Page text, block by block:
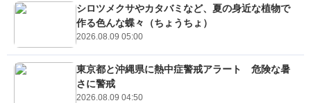
シロツメクサやカタバミなど、夏の身近な植物で
作る色んな蝶々（ちょうちょ）
2026.08.09 05:00
東京都と沖縄県に熱中症警戒アラート 危険な暑
さに警戒
2026.08.09 04:50